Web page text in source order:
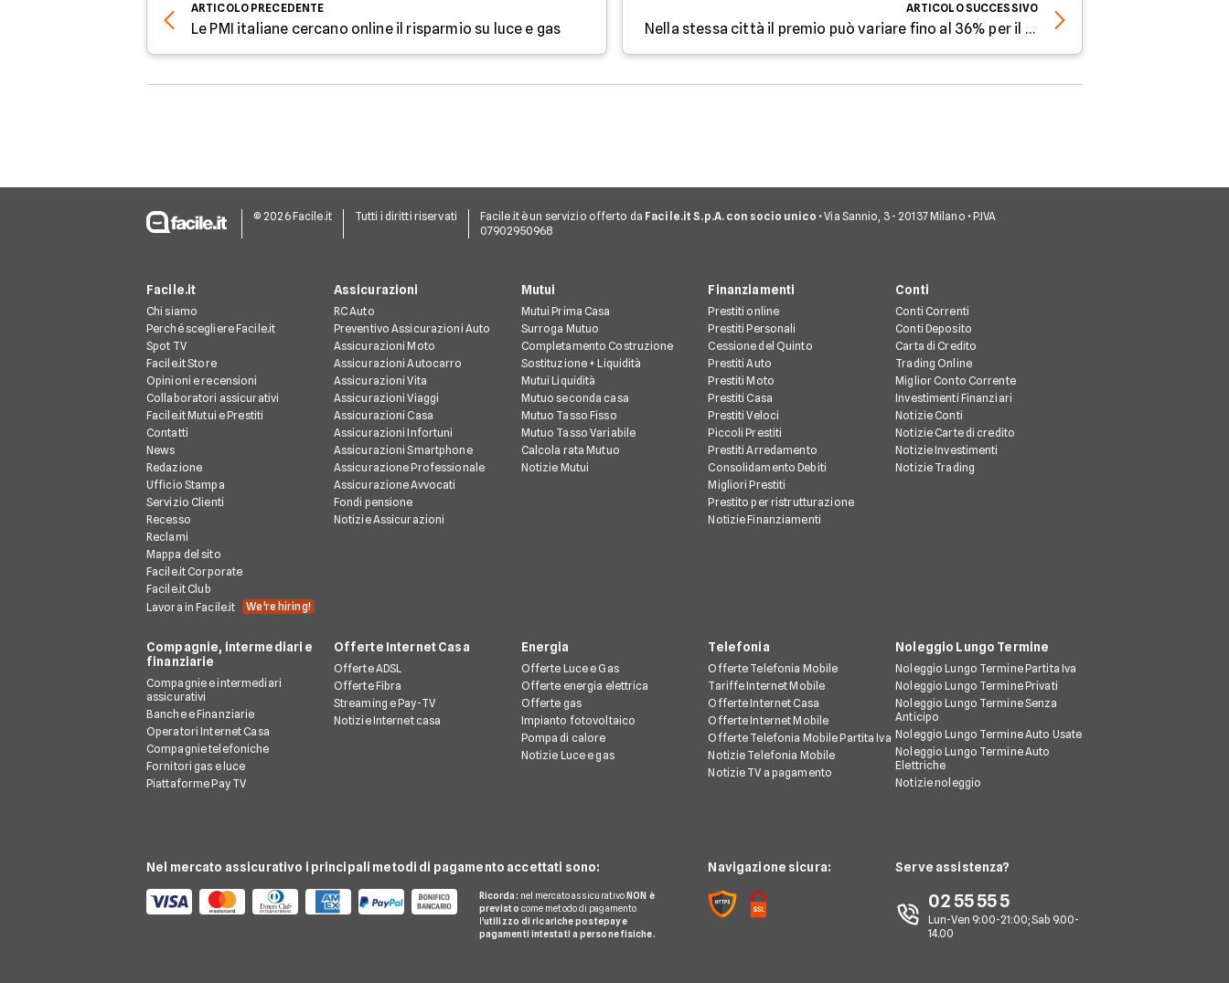
ARTICOLO PRECEDENTE
Le PMI italiane cercano online il risparmio su luce e gas
ARTICOLOSUCCESSIVO
Nella stessa città il premio può variare fino al 36% per il medesimo profilo
© 2026 Facile.it Tutti i diritti riservati Facile.it è un servizio offerto da Facile.it S.p.A. con socio unico • Via Sannio, 3 - 20137 Milano • P.IVA
07902950968
Facile.it
Chi siamo
Perché scegliere Facile.it
Spot TV
Facile.it Store
Opinioni e recensioni
Collaboratori assicurativi
Facile.it Mutui e Prestiti
Contatti
News
Redazione
Ufficio Stampa
Servizio Clienti
Recesso
Reclami
Mappa del sito
Facile.it Corporate
Facile.it Club
Lavora in Facile.it
We're hiring!
Assicurazioni
RC Auto
Preventivo Assicurazioni Auto
Assicurazioni Moto
Assicurazioni Autocarro
Assicurazioni Vita
Assicurazioni Viaggi
Assicurazioni Casa
Assicurazioni Infortuni
Assicurazioni Smartphone
Assicurazione Professionale
Assicurazione Avvocati
Fondi pensione
Notizie Assicurazioni
Mutui
Mutui Prima Casa
Surroga Mutuo
Completamento Costruzione
Sostituzione + Liquidità
Mutui Liquidità
Mutuo seconda casa
Mutuo Tasso Fisso
Mutuo Tasso Variabile
Calcola rata Mutuo
Notizie Mutui
Finanziamenti
Prestiti online
Prestiti Personali
Cessione del Quinto
Prestiti Auto
Prestiti Moto
Prestiti Casa
Prestiti Veloci
Piccoli Prestiti
Prestiti Arredamento
Consolidamento Debiti
Migliori Prestiti
Prestito per ristrutturazione
Notizie Finanziamenti
Conti
Conti Correnti
Conti Deposito
Carta di Credito
Trading Online
Miglior Conto Corrente
Investimenti Finanziari
Notizie Conti
Notizie Carte di credito
Notizie Investimenti
Notizie Trading
Compagnie, intermediari e
finanziarie
Compagnie e intermediari
assicurativi
Banche e Finanziarie
Operatori Internet Casa
Compagnie telefoniche
Fornitori gas e luce
Piattaforme Pay TV
Offerte Internet Casa
Offerte ADSL
Offerte Fibra
Streaming e Pay-TV
Notizie Internet casa
Energia
Offerte Luce e Gas
Offerte energia elettrica
Offerte gas
Impianto fotovoltaico
Pompa di calore
Notizie Luce e gas
Telefonia
Offerte Telefonia Mobile
Tariffe Internet Mobile
Offerte Internet Casa
Offerte Internet Mobile
Offerte Telefonia Mobile Partita Iva
Notizie Telefonia Mobile
Notizie TV a pagamento
Noleggio Lungo Termine
Noleggio Lungo Termine Partita Iva
Noleggio Lungo Termine Privati
Noleggio Lungo Termine Senza
Anticipo
Noleggio Lungo Termine Auto Usate
Noleggio Lungo Termine Auto
Elettriche
Notizie noleggio
Nel mercato assicurativo i principali metodi di pagamento accettati sono:
Ricorda: nel mercato assicurativo NON è
previsto come metodo di pagamento
l'utilizzo di ricariche postepay e
pagamenti intestati a persone fisiche.
Navigazione sicura: Serve assistenza?
02 55 55 5
Lun-Ven 9:00-21:00; Sab 9.00-
14.00